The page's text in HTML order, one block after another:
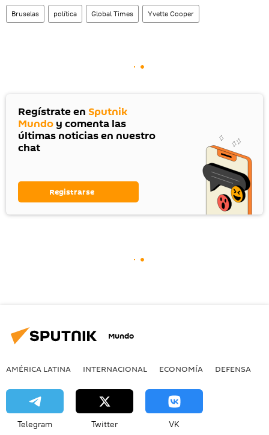
Bruselas política Global Times Yvette Cooper
Regístrate en Sputnik
Mundo y comenta las
últimas noticias en nuestro
chat
Registrarse
Mundo
AMÉRICA LATINA INTERNACIONAL ECONOMÍA DEFENSA
Telegram Twitter VK